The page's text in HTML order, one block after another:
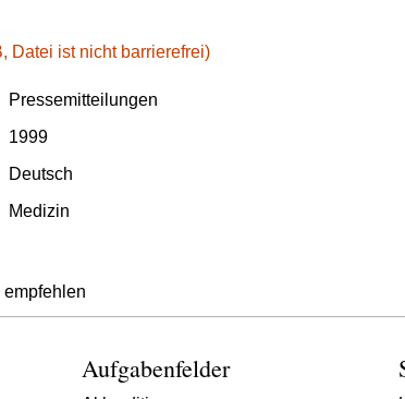
Datei ist nicht barrierefrei)
Pressemitteilungen
1999
Deutsch
Medizin
empfehlen
Aufgabenfelder